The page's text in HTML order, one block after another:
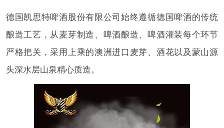
德国凯思特啤酒股份有限公司始终遵循德国啤酒的传统
酿造工艺，从麦芽制造、啤酒酿造、啤酒灌装每个环节
严格把关，采用上乘的澳洲进口麦芽、酒花以及蒙山源
头深水层山泉精心质造。